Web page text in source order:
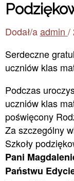
Dodał/a admin /
Serdeczne
uczniów klas
Podczas
uczniów klas
poświęcony
Za szczególny
Szkoły
Pani
Państwu